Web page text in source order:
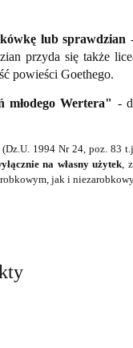
lub sprawdzian
przyda się także
powieści Goethego.
młodego Wertera" -
1994 Nr 24, poz. 83
na własny użytek,
jak i